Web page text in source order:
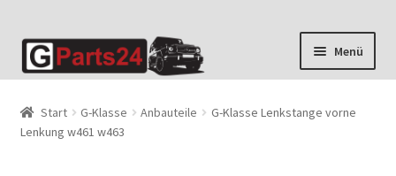
Zur
Navigation
Zum
Inhalt
Menü
Start G-Klasse Anbauteile
G-Klasse Lenkstange vorne
Lenkung w461 w463